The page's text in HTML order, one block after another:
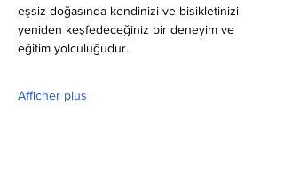
eşsiz doğasında kendinizi ve bisikletinizi
yeniden keşfedeceğiniz bir deneyim ve
eğitim yolculuğudur.
Afficher plus